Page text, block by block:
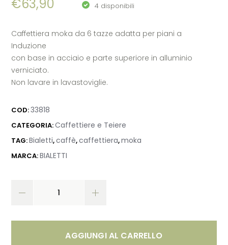
€63,90 4 disponibili
Caffettiera moka da 6 tazze adatta per piani a
Induzione
con base in acciaio e parte superiore in alluminio
verniciato.
Non lavare in lavastoviglie.
COD:33818
CATEGORIA:Caffettiere e Teiere
TAG:Bialetti,caffè,caffettiera,moka
MARCA:BIALETTI
AGGIUNGI AL CARRELLO